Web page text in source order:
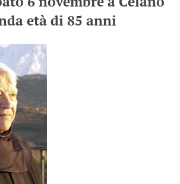
età di 85 anni